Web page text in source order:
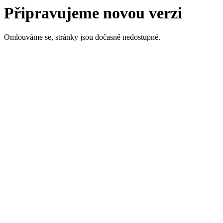
Připravujeme novou verzi
Omlouváme se, stránky jsou dočasně nedostupné.